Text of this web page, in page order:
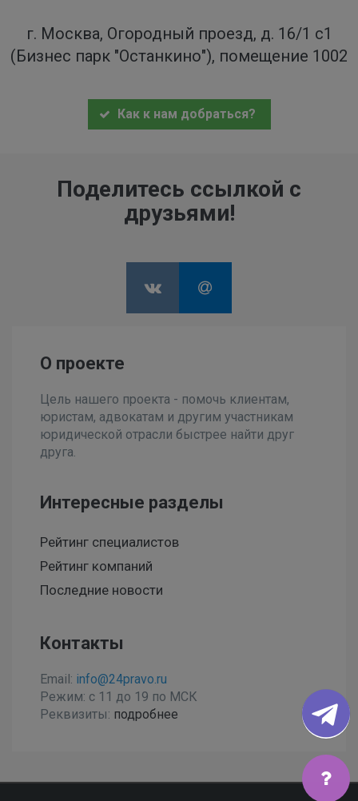
г. Москва, Огородный проезд, д. 16/1 с1
(Бизнес парк "Останкино"), помещение 1002
Как к нам добраться?
Поделитесь ссылкой с
друзьями!
О проекте
Цель нашего проекта - помочь клиентам,
юристам, адвокатам и другим участникам
юридической отрасли быстрее найти друг
друга.
Интересные разделы
Рейтинг специалистов
Рейтинг компаний
Последние новости
Контакты
Email: info@24pravo.ru
Режим: с 11 до 19 по МСК
Реквизиты: подробнее